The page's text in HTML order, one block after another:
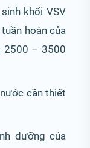
khối VSV
hoàn của
2500 – 3500
cần thiết
dưỡng của